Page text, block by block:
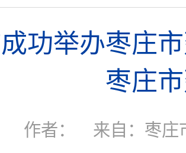
功举办枣庄
枣庄
作者： 来自：枣庄